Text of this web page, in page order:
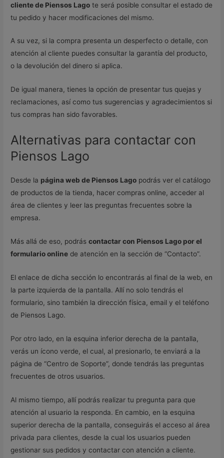
cliente de Piensos Lago te será posible consultar el estado de
tu pedido y hacer modificaciones del mismo.
A su vez, si la compra presenta un desperfecto o detalle, con
atención al cliente puedes consultar la garantía del producto,
o la devolución del dinero si aplica.
De igual manera, tienes la opción de presentar tus quejas y
reclamaciones, así como tus sugerencias y agradecimientos si
tus compras han sido favorables.
Alternativas para contactar con
Piensos Lago
Desde la página web de Piensos Lago podrás ver el catálogo
de productos de la tienda, hacer compras online, acceder al
área de clientes y leer las preguntas frecuentes sobre la
empresa.
Más allá de eso, podráscontactar con Piensos Lago por el
formulario online de atención en la sección de “Contacto”.
El enlace de dicha sección lo encontrarás al final de la web, en
la parte izquierda de la pantalla. Allí no solo tendrás el
formulario, sino también la dirección física, email y el teléfono
de Piensos Lago.
Por otro lado, en la esquina inferior derecha de la pantalla,
verás un ícono verde, el cual, al presionarlo, te enviará a la
página de “Centro de Soporte”, donde tendrás las preguntas
frecuentes de otros usuarios.
Al mismo tiempo, allí podrás realizar tu pregunta para que
atención al usuario la responda. En cambio, en la esquina
superior derecha de la pantalla, conseguirás el acceso al área
privada para clientes, desde la cual los usuarios pueden
gestionar sus pedidos y contactar con atención a cliente.